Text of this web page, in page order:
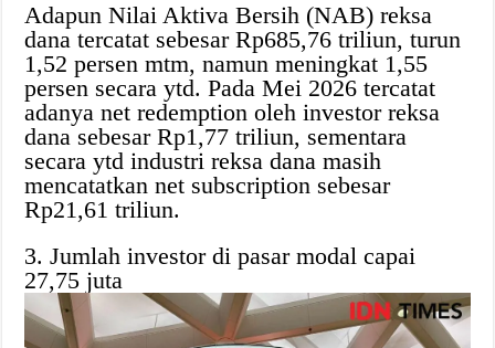
Adapun Nilai Aktiva Bersih (NAB) reksa
dana tercatat sebesar Rp685,76 triliun, turun
1,52 persen mtm, namun meningkat 1,55
persen secara ytd. Pada Mei 2026 tercatat
adanya net redemption oleh investor reksa
dana sebesar Rp1,77 triliun, sementara
secara ytd industri reksa dana masih
mencatatkan net subscription sebesar
Rp21,61 triliun.
3. Jumlah investor di pasar modal capai
27,75 juta